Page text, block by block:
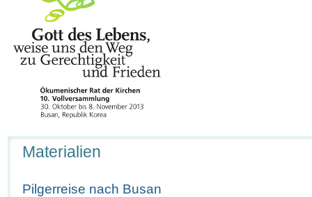
Materialien
Pilgerreise nach Busan